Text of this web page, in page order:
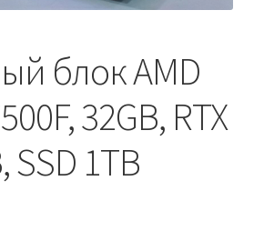
блок AMD
32GB, RTX
SSD 1TB